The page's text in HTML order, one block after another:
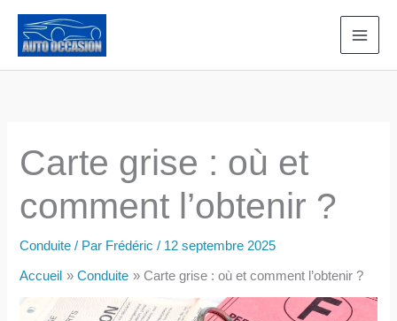
contenu
Carte grise : où et
comment l’obtenir ?
Conduite / Par Frédéric/ 12 septembre 2025
Accueil Conduite Carte grise : où et comment l’obtenir ?